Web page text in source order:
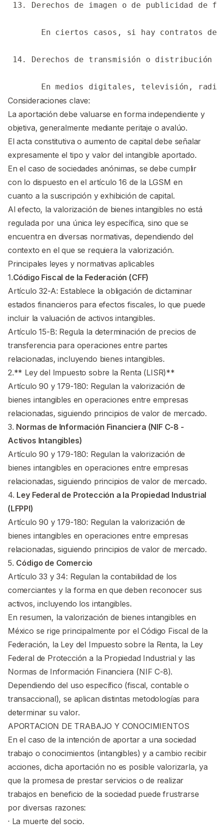
13. Derechos de imagen o de publicidad de
En ciertos casos, si hay contratos
14. Derechos de transmisión o distribución
Consideraciones clave:
La aportación debe valuarse en forma independiente y
objetiva, generalmente mediante peritaje o avalúo.
El acta constitutiva o aumento de capital debe señalar
expresamente el tipo y valor del intangible aportado.
En el caso de sociedades anónimas, se debe cumplir
con lo dispuesto en el artículo 16 de la LGSM en
cuanto a la suscripción y exhibición de capital.
Al efecto, la valorización de bienes intangibles no está
regulada por una única ley específica, sino que se
encuentra en diversas normativas, dependiendo del
contexto en el que se requiera la valorización.
Principales leyes y normativas aplicables
1.Código Fiscal de la Federación (CFF)
Artículo 32-A: Establece la obligación de dictaminar
estados financieros para efectos fiscales, lo que puede
incluir la valuación de activos intangibles.
Artículo 15-B: Regula la determinación de precios de
transferencia para operaciones entre partes
relacionadas, incluyendo bienes intangibles.
2.** Ley del Impuesto sobre la Renta (LISR)**
Artículo 90 y 179-180: Regulan la valorización de
bienes intangibles en operaciones entre empresas
relacionadas, siguiendo principios de valor de mercado.
3. Normas de Información Financiera (NIF C-8 -
Activos Intangibles)
Artículo 90 y 179-180: Regulan la valorización de
bienes intangibles en operaciones entre empresas
relacionadas, siguiendo principios de valor de mercado.
4. Ley Federal de Protección a la Propiedad Industrial
(LFPPI)
Artículo 90 y 179-180: Regulan la valorización de
bienes intangibles en operaciones entre empresas
relacionadas, siguiendo principios de valor de mercado.
5. Código de Comercio
Artículo 33 y 34: Regulan la contabilidad de los
comerciantes y la forma en que deben reconocer sus
activos, incluyendo los intangibles.
En resumen, la valorización de bienes intangibles en
México se rige principalmente por el Código Fiscal de la
Federación, la Ley del Impuesto sobre la Renta, la Ley
Federal de Protección a la Propiedad Industrial y las
Normas de Información Financiera (NIF C-8).
Dependiendo del uso específico (fiscal, contable o
transaccional), se aplican distintas metodologías para
determinar su valor.
APORTACION DE TRABAJO Y CONOCIMIENTOS
En el caso de la intención de aportar a una sociedad
trabajo o conocimientos (intangibles) y a cambio recibir
acciones, dicha aportación no es posible valorizarla, ya
que la promesa de prestar servicios o de realizar
trabajos en beneficio de la sociedad puede frustrarse
por diversas razones:
· La muerte del socio.